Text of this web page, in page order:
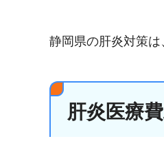
静岡県の肝炎対策は
肝炎医療